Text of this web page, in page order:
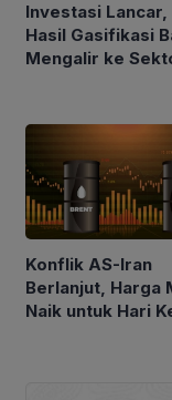
Investasi Lancar,
Hasil Gasifikasi
Mengalir ke
Konflik AS-Iran
Berlanjut, Harga
Naik untuk Hari